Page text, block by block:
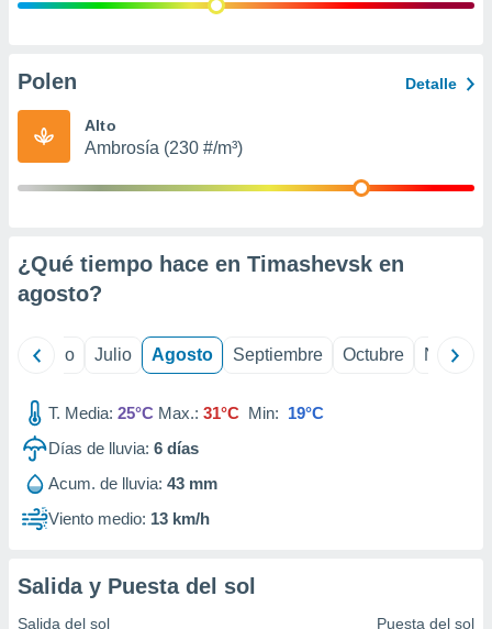
publicidad
de
Polen Detalle
Alto
Ambrosía (230 #/m³)
¿Qué tiempo hace en Timashevsk en
agosto?
Junio Julio Agosto Septiembre Octubre
T. Media: 25°C Max.: 31°C Min: 19°C
Días de lluvia: 6 días
Acum. de lluvia: 43 mm
Viento medio: 13 km/h
Salida y Puesta del sol
Salida del sol Puesta del sol